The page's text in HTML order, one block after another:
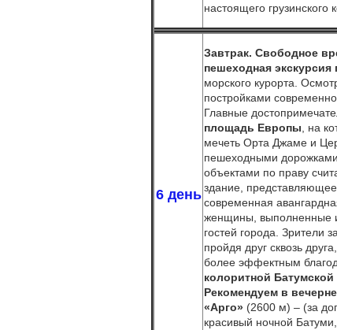
настоящего грузинского
6 день
Завтрак. Свободное
пешеходная экскурсия
морского курорта.
постройками
Главные
площадь Европы , на
мечеть Орта Джаме и
пешеходными
объектами по праву
здание, представляющее
современная
женщины, выполненные
гостей города. Зрители
пройдя друг сквозь
более эффектным
колоритной
Рекомендуем в
«Арго» (2600 м) – (за
красивый ночной